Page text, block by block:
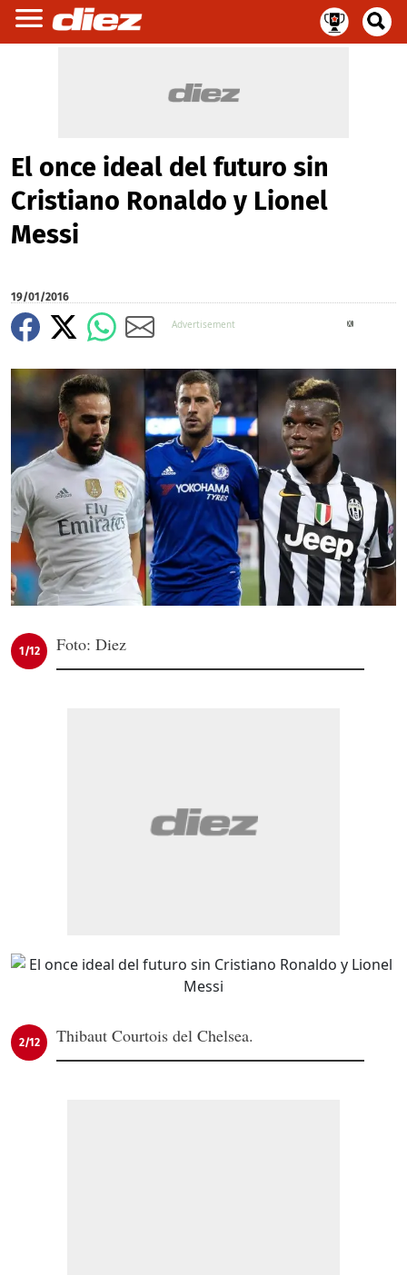
El once ideal del futuro sin
Cristiano Ronaldo y Lionel
Messi
19/01/2016
1/12 Foto: Diez
2/12 Thibaut Courtois del Chelsea.
X